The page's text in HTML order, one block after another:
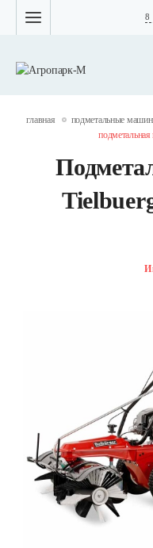
8
главная подметальные